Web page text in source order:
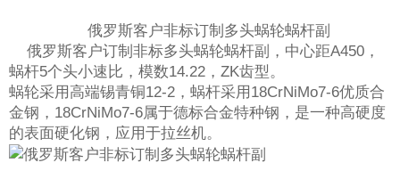
俄罗斯客户非标订制多头蜗轮蜗杆副
俄罗斯客户订制非标多头蜗轮蜗杆副，中心距A450，
蜗杆5个头小速比，模数14.22，ZK齿型。
蜗轮采用高端锡青铜12-2，蜗杆采用18CrNiMo7-6优质合
金钢，18CrNiMo7-6属于德标合金特种钢，是一种高硬度
的表面硬化钢，应用于拉丝机。